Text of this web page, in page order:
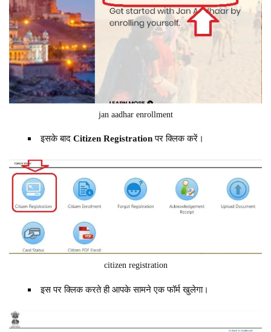
jan aadhar enrollment
इसके बाद Citizen Registrationपर क्लिक करें।
citizen registration
इस पर क्लिक करते ही आपके सामने एक फॉर्म खुलेगा।